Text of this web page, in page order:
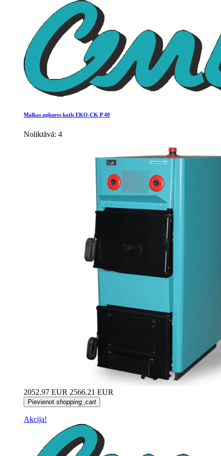
Malkas apkures katls EKO-CK P 40
Noliktāvā: 4
2052.97 EUR 2566.21 EUR
Pievienot shopping_cart
Akcija!